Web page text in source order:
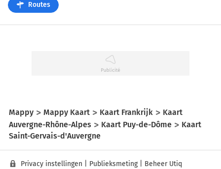
Routes
Mappy Mappy Kaart Kaart Frankrijk
Kaart
Auvergne-Rhône-Alpes
Kaart Puy-de-Dôme
Kaart
Saint-Gervais-d'Auvergne
Privacy instellingen Publieksmeting| Beheer Utiq